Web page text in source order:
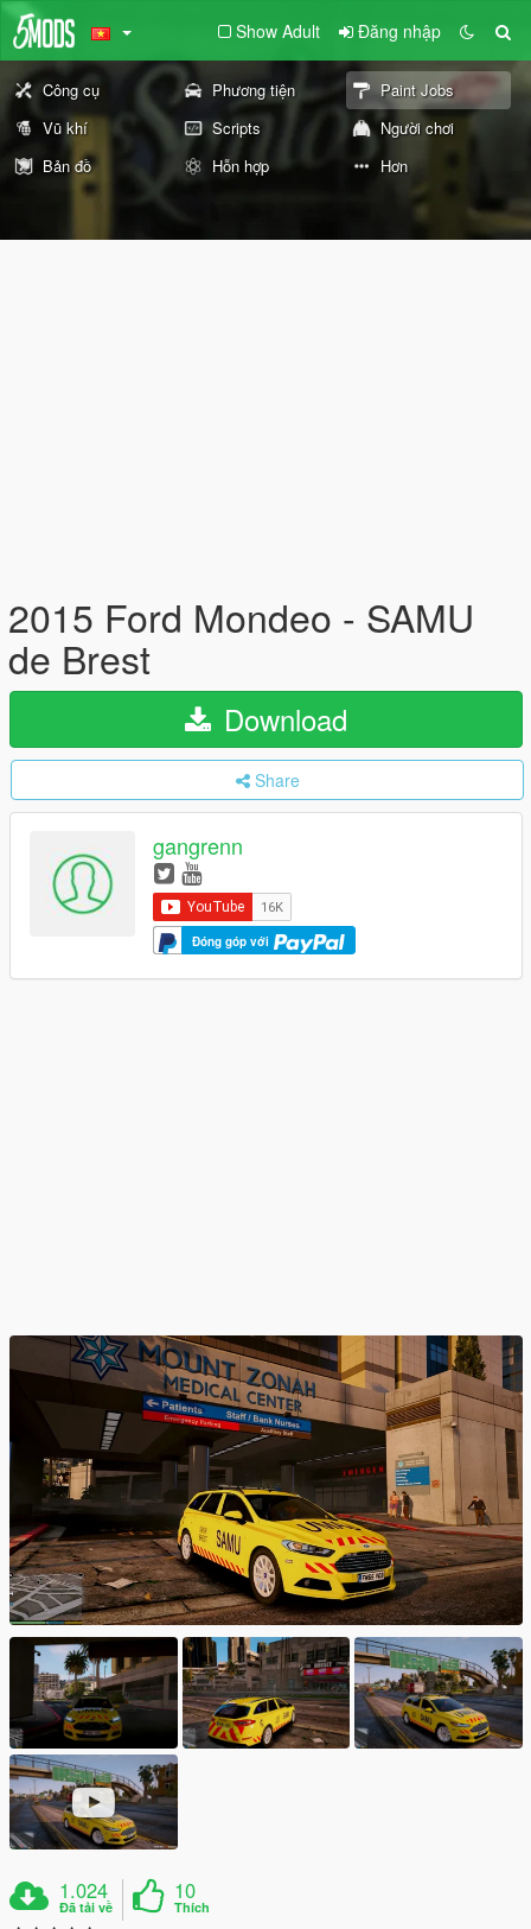
Show Adult Đăng nhập
Công cụ Phương tiện
Paint Jobs
Vũ khí
Scripts
Người chơi
Bản đồ
Hỗn hợp Hơn
2015 Ford Mondeo - SAMU
de Brest
Download
Share
gangrenn
Đóng góp với
1.024
Đã tải về
10
Thích